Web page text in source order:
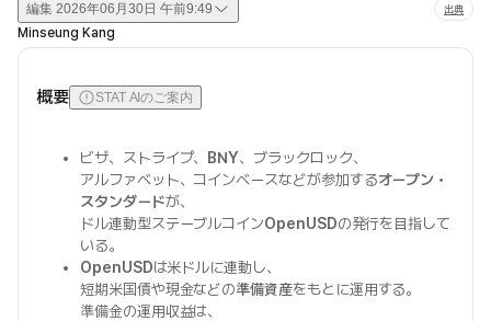
編集 2026年06月30日 午前9:49 出典
Minseung Kang
概要 STAT AIのご案内
ビザ、ストライプ、 BNY、ブラックロック、
アルファベット、コインベースなどが参加するオープン・
スタンダードが、
ドル連動型ステーブルコインOpenUSDの発行を目指して
いる。
OpenUSDは米ドルに連動し、
短期米国債や現金などの準備資産をもとに運用する。
準備金の運用収益は、